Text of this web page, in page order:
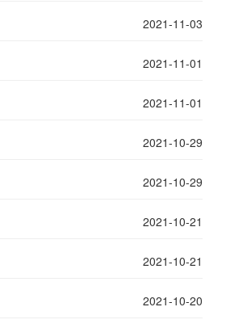
2021-11-03
2021-11-01
2021-11-01
2021-10-29
2021-10-29
2021-10-21
2021-10-21
2021-10-20